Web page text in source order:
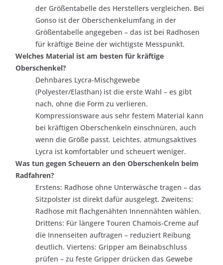
der Größentabelle des Herstellers vergleichen. Bei
Gonso ist der Oberschenkelumfang in der
Größentabelle angegeben – das ist bei Radhosen
für kräftige Beine der wichtigste Messpunkt.
Welches Material ist am besten für kräftige
Oberschenkel?
Dehnbares Lycra-Mischgewebe
(Polyester/Elasthan) ist die erste Wahl – es gibt
nach, ohne die Form zu verlieren.
Kompressionsware aus sehr festem Material kann
bei kräftigen Oberschenkeln einschnüren, auch
wenn die Größe passt. Leichtes, atmungsaktives
Lycra ist komfortabler und scheuert weniger.
Was tun gegen Scheuern an den Oberschenkeln beim
Radfahren?
Erstens: Radhose ohne Unterwäsche tragen – das
Sitzpolster ist direkt dafür ausgelegt. Zweitens:
Radhose mit flachgenähten Innennähten wählen.
Drittens: Für längere Touren Chamois-Creme auf
die Innenseiten auftragen – reduziert Reibung
deutlich. Viertens: Gripper am Beinabschluss
prüfen – zu feste Gripper drücken das Gewebe